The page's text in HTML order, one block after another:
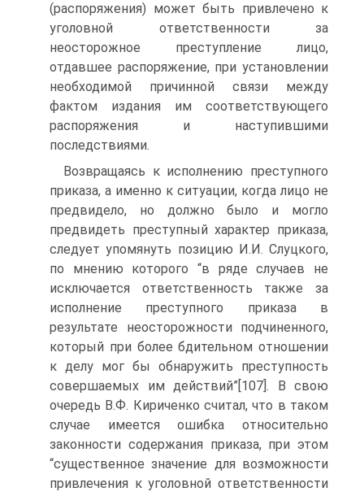
(распоряжения) может быть привлечено к
уголовной ответственности за
неосторожное преступление лицо,
отдавшее распоряжение, при установлении
необходимой причинной связи между
фактом издания им соответствующего
распоряжения и наступившими
последствиями.
Возвращаясь к исполнению преступного
приказа, а именно к ситуации, когда лицо не
предвидело, но должно было и могло
предвидеть преступный характер приказа,
следует упомянуть позицию И.И. Слуцкого,
по мнению которого “в ряде случаев не
исключается ответственность также за
исполнение преступного приказа в
результате неосторожности подчиненного,
который при более бдительном отношении
к делу мог бы обнаружить преступность
совершаемых им действий”[107]. В свою
очередь В.Ф. Кириченко считал, что в таком
случае имеется ошибка относительно
законности содержания приказа, при этом
“существенное значение для возможности
привлечения к уголовной ответственности